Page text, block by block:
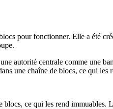
pour fonctionner. Elle a été
autorité centrale comme une
une chaîne de blocs, ce qui les
ce qui les rend immuables.